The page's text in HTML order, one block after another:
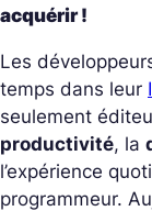
acquérir !
Les
temps dans leur
seulement
productivité, la
l’expérience
programmeur.